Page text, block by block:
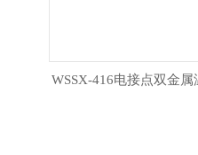
WSSX-416电接点双金属